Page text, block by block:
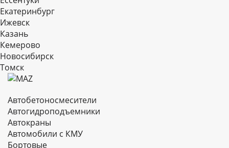
Екатеринбург
Ижевск
Казань
Кемерово
Новосибирск
Томск
Автобетоносмесители
Автогидроподъемники
Автокраны
Автомобили с КМУ
Бортовые